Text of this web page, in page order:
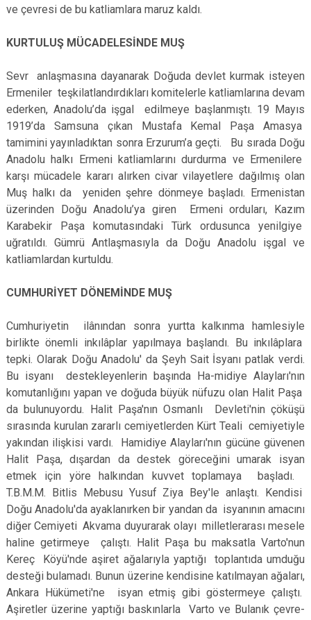
ve çevresi de bu katliamlara maruz kaldı.
KURTULUŞ MÜCADELESİNDE MUŞ
Sevr anlaşmasına dayanarak Doğuda devlet kurmak isteyen
Ermeniler teşkilatlandırdıkları komitelerle katliamlarına devam
ederken, Anadolu’da işgal edilmeye başlanmıştı. 19 Mayıs
1919’da Samsuna çıkan Mustafa Kemal Paşa Amasya
tamimini yayınladıktan sonra Erzurum’a geçti. Bu sırada Doğu
Anadolu halkı Ermeni katliamlarını durdurma ve Ermenilere
karşı mücadele kararı alırken civar vilayetlere dağılmış olan
Muş halkı da yeniden şehre dönmeye başladı. Ermenistan
üzerinden Doğu Anadolu’ya giren Ermeni orduları, Kazım
Karabekir Paşa komutasındaki Türk ordusunca yenilgiye
uğratıldı. Gümrü Antlaşmasıyla da Doğu Anadolu işgal ve
katliamlardan kurtuldu.
CUMHURİYET DÖNEMİNDE MUŞ
Cumhuriyetin ilânından sonra yurtta kalkınma hamlesiyle
birlikte önemli inkılâplar yapılmaya başlandı. Bu inkılâplara
tepki. Olarak Doğu Anadolu' da Şeyh Sait İsyanı patlak verdi.
Bu isyanı destekleyenlerin başında Ha-midiye Alayları'nın
komutanlığını ya­pan ve doğuda büyük nüfuzu olan Halit Paşa
da bulunuyordu. Halit Paşa'nın Osmanlı Devleti'nin çöküşü
sırasında kurulan zararlı cemiyetler­den Kürt Teali cemiyetiyle
yakından ilişkisi vardı. Hamidiye Alayları'nın gücüne güvenen
Halit Paşa, dışar­dan da destek göreceğini umarak isyan
etmek için yöre halkından kuv­vet toplamaya başladı.
T.B.M.M. Bit­lis Mebusu Yusuf Ziya Bey'le anlaştı. Kendisi
Doğu Anadolu'da ayaklanır­ken bir yandan da isyanının amacını
diğer Cemiyeti Akvama duyurarak olayı milletlerarası mesele
haline ge­tirmeye çalıştı. Halit Paşa bu maksat­la Varto'nun
Kereç Köyü'nde aşiret ağalarıyla yaptığı toplantıda umduğu
desteği bulamadı. Bunun üzerine kendisine katılmayan ağaları,
Ankara Hükümeti'ne isyan etmiş gibi göster­meye çalıştı.
Aşiretler üzerine yaptığı baskınlarla Varto ve Bulanık çevre­